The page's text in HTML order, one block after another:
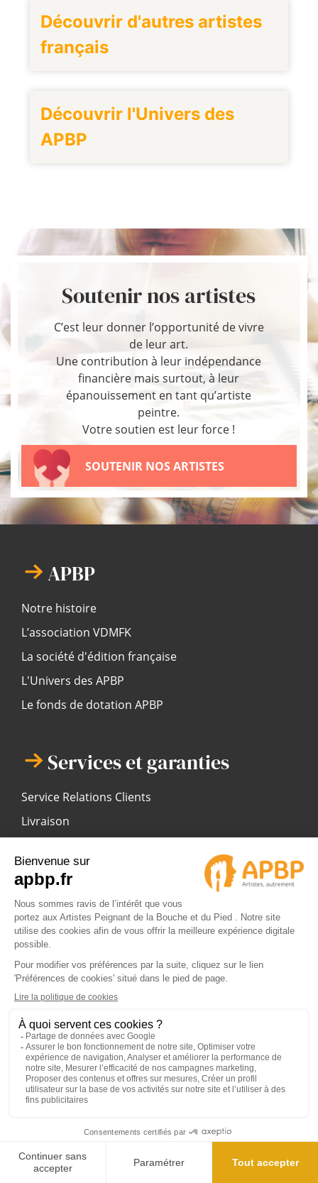
Découvrir d'autres artistes
français
Découvrir l'Univers des
APBP
Soutenir nos artistes
C’est leur donner l’opportunité de vivre
de leur art.
Une contribution à leur indépendance
financière mais surtout, à leur
épanouissement en tant qu’artiste
peintre.
Votre soutien est leur force !
SOUTENIR NOS ARTISTES
APBP
Notre histoire
L’association VDMFK
La société d'édition française
L'Univers des APBP
Le fonds de dotation APBP
Services et garanties
Service Relations Clients
Livraison
CGV
Gérer mes cookies
Politique de protection des données
Mentions légales
Parrainage
Découvrez notre offre de parrainage
Contactez nous
Par le formulaire de contact en ligne